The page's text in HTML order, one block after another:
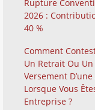
Rupture
2026 :
40 %
Comment
Un Retrait Ou
Versement
Lorsque Vous
Entreprise ?